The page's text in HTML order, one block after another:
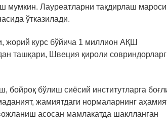
мумкин. Лауреатларни тақдирлаш
ўтказилади.
жорий курс бўйича 1 миллион АҚШ
ташқари, Швеция қироли
бўлиш сиёсий институтларга
жамиятдаги нормаларнинг
асосан мамлакатда шаклланган